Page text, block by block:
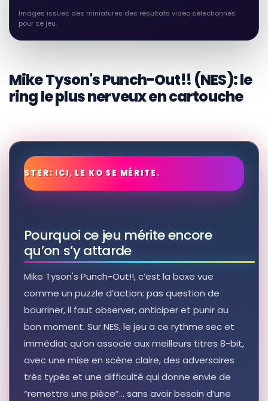
Images issues des miniatures des résultats vidéo sélectionnés
pour ce jeu.
Mike Tyson's Punch-Out!! (NES): le
ring le plus nerveux en cartouche
Pourquoi ce jeu mérite encore
qu’on s’y attarde
Mike Tyson's Punch-Out!!, c’est la boxe vue
comme un puzzle d’action: pas question de
bourriner, il faut observer, anticiper et punir au
bon moment. Sur NES, le jeu a ce rythme sec et
immédiat qu’on associe aux meilleurs titres 8-bit,
avec une mise en scène claire, des adversaires
très typés et une difficulté qui donne envie de
“remettre une pièce”… sans avoir besoin d’une